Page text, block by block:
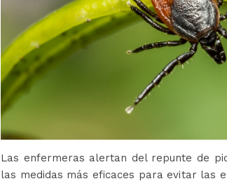
Las enfermeras alertan del repunte de
las medidas más eficaces para evitar las